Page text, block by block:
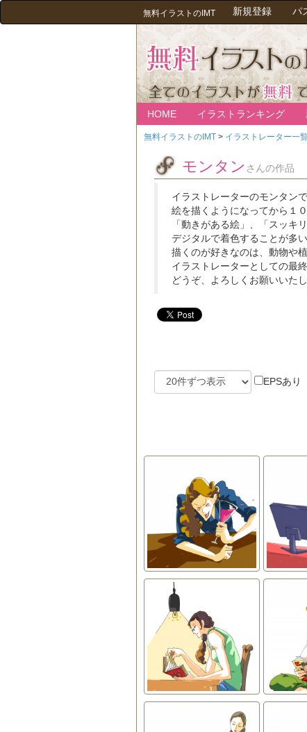
無料イラストのIMT 新規登録 パ
HOME イラストランキング
無料イラストのIMT > イラストレーター一
モンタン さんの作品
イラストレーターのモンタンで
絵を描くようになってから１
「動きがある絵」、「スッキ
デジタルで着色することが多
描くのが好きなのは、動物や植
イラストレーターとしての最
どうぞ、よろしくお願いいたし
EPSあり